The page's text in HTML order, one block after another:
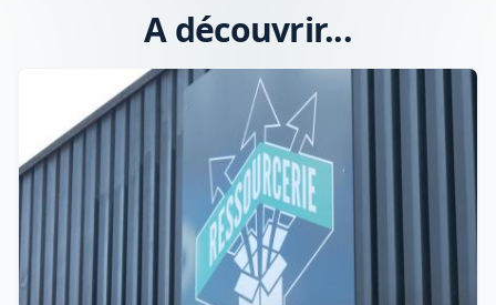
A découvrir...